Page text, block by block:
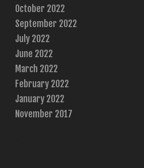
October 2022
September 2022
July 2022
June 2022
March 2022
February 2022
January 2022
November 2017